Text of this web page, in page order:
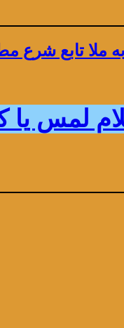
به ملا تابع